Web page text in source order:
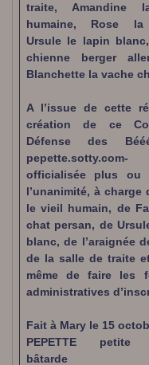
traite, Amandine
humaine, Rose la
Ursule le lapin
chienne berger
Blanchette la vache
A l’issue de cette
création de ce
Défense des
officialisée plus ou
l’unanimité, à charge
le vieil humain, de
chat persan, de
blanc, de l’araignée
de la salle de traite
même de faire les
administratives
Fait à Mary le 15
PEPETTE petite
bâtarde